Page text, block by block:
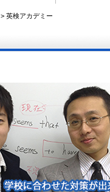
> 英検アカデミー